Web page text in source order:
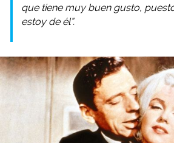
que tiene muy buen gusto,
estoy de él”.